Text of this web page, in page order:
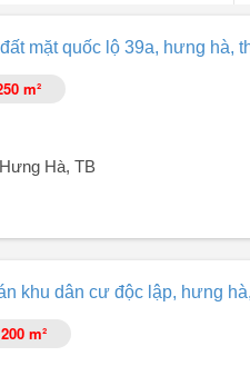
mặt quốc lộ 39a, hưng hà,
m²
Hà, TB
HƯNG HÀ, THÁI BÌNH
để ở, kinh doanh, đầu tư
khu dân cư độc lập, hưng
200 m²